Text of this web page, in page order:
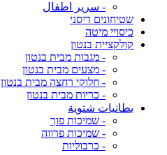
- سرير اطفال
שטיחונים דיסני
כיסויי מיטה
קולקציית בנטון
- מגבות מבית בנטון
- מצעים מבית בנטון
- חלוקי רחצה מבית בנטון
- כריות מבית בנטון
بطانيات شتوية
- שמיכות פוך
- שמיכות פרווה
- כרבוליות